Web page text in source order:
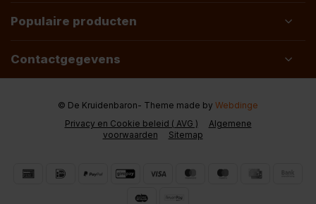
Populaire producten
Contactgegevens
Privacy en Cookie beleid ( AVG )
Algemene
voorwaarden
Sitemap
© De Kruidenbaron- Theme made by Webdinge